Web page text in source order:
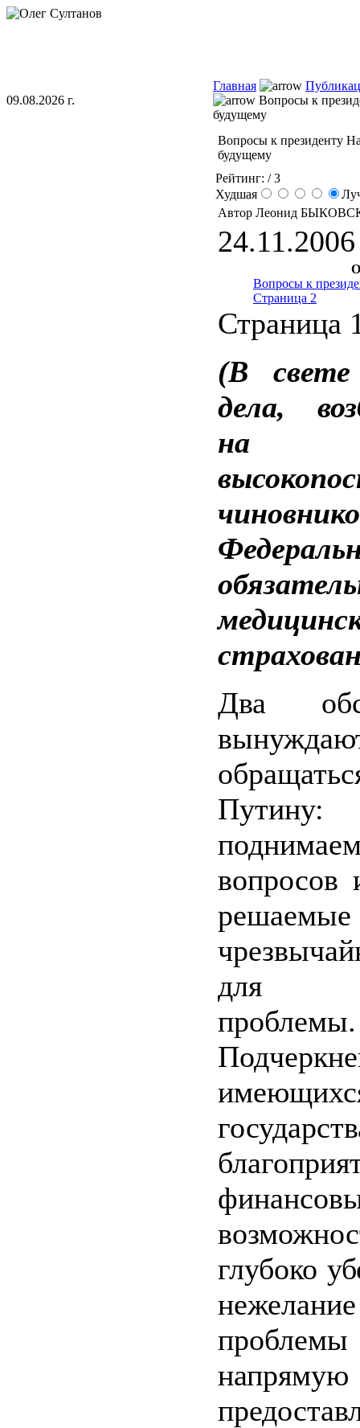
09.08.2026 г.
Главная
Вопросы к
будущему
Вопросы к президенту
будущему
Рейтинг: / 3
Худшая
Автор Леонид
24.11.2006
Вопросы к
Страница 2
Страница
(В свете
дела,
на
Два
вопросов
решаемые
для
проблемы.
глубоко